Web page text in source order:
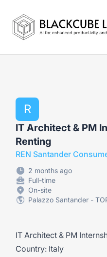
Jobs in Generative AI,
R
IT Architect & PM
Renting
REN Santander
2 months ago
Full-time
On-site
Palazzo Santander -
IT Architect & PM
Country: Italy